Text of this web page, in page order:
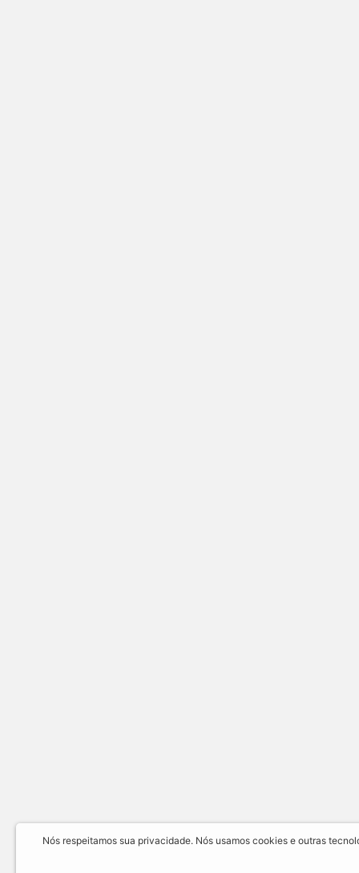
Nós respeitamos sua privacidade. Nós usamos cookies e outras